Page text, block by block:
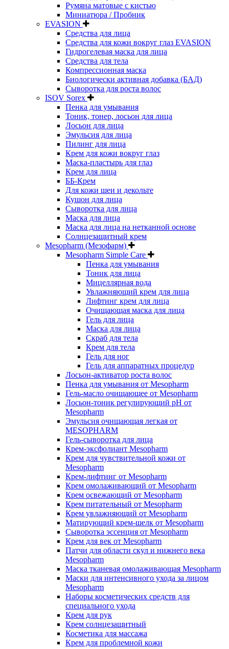
Румяна матовые с кистью
Миниатюра / Пробник
EVASION
Средства для лица
Средства для кожи вокруг глаз EVASION
Гидрогелевая маска для лица
Средства для тела
Компрессионная маска
Биологически активная добавка (БАД)
Сыворотка для роста волос
ISOV Sorex
Пенка для умывания
Тоник, тонер, лосьон для лица
Лосьон для лица
Эмульсия для лица
Пилинг для лица
Крем для кожи вокруг глаз
Маска-пластырь для глаз
Крем для лица
ББ-Крем
Для кожи шеи и декольте
Кушон для лица
Сыворотка для лица
Маска для лица
Маска для лица на нетканной основе
Солнцезащитный крем
Mesopharm (Мезофарм)
Mesopharm Simple Care
Пенка для умывания
Тоник для лица
Мицеллярная вода
Увлажняющий крем для лица
Лифтинг крем для лица
Очищающая маска для лица
Гель для лица
Маска для лица
Скраб для тела
Крем для тела
Гель для ног
Гель для аппаратных процедур
Лосьон-активатор роста волос
Пенка для умывания от Mesopharm
Гель-масло очищающее от Mesopharm
Лосьон-тоник регулирующий рН от
Mesopharm
Эмульсия очищающая легкая от
MESOPHARM
Гель-сыворотка для лица
Крем-эксфолиант Mesopharm
Крем для чувствительной кожи от
Mesopharm
Крем-лифтинг от Mesopharm
Крем омолаживающий от Mesopharm
Крем освежающий от Mesopharm
Крем питательный от Mesopharm
Крем увлажняющий от Mesopharm
Матирующий крем-шелк от Mesopharm
Сыворотка эссенция от Mesopharm
Крем для век от Mesopharm
Патчи для области скул и нижнего века
Mesopharm
Маска тканевая омолаживающая Mesopharm
Маски для интенсивного ухода за лицом
Mesopharm
Наборы косметических средств для
специального ухода
Крем для рук
Крем солнцезащитный
Косметика для массажа
Крем для проблемной кожи